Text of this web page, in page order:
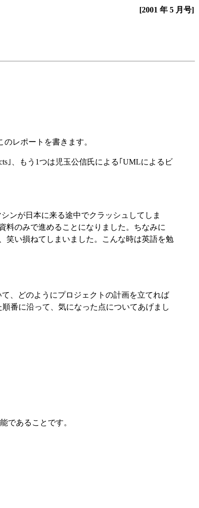
[2001 年 5 月号]
レポートを書きます。
｣、もう1つは児玉公信氏による｢UMLによるビ
ンが日本に来る途中でクラッシュしてしま
料のみで進めることになりました。ちなみに
笑い損ねてしまいました。こんな時は英語を勉
て、どのようにプロジェクトの計画を立てれば
番に沿って、気になった点についてあげまし
であることです。